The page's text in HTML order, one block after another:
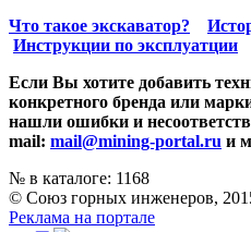
Что такое экскаватор?
Инструкции по эксплуатции
Если Вы хотите добавить
конкретного бренда или
нашли ошибки и
mail: mail@mining-portal.ru и
№ в каталоге: 1168
© Союз горных инженеров,
Реклама на портале